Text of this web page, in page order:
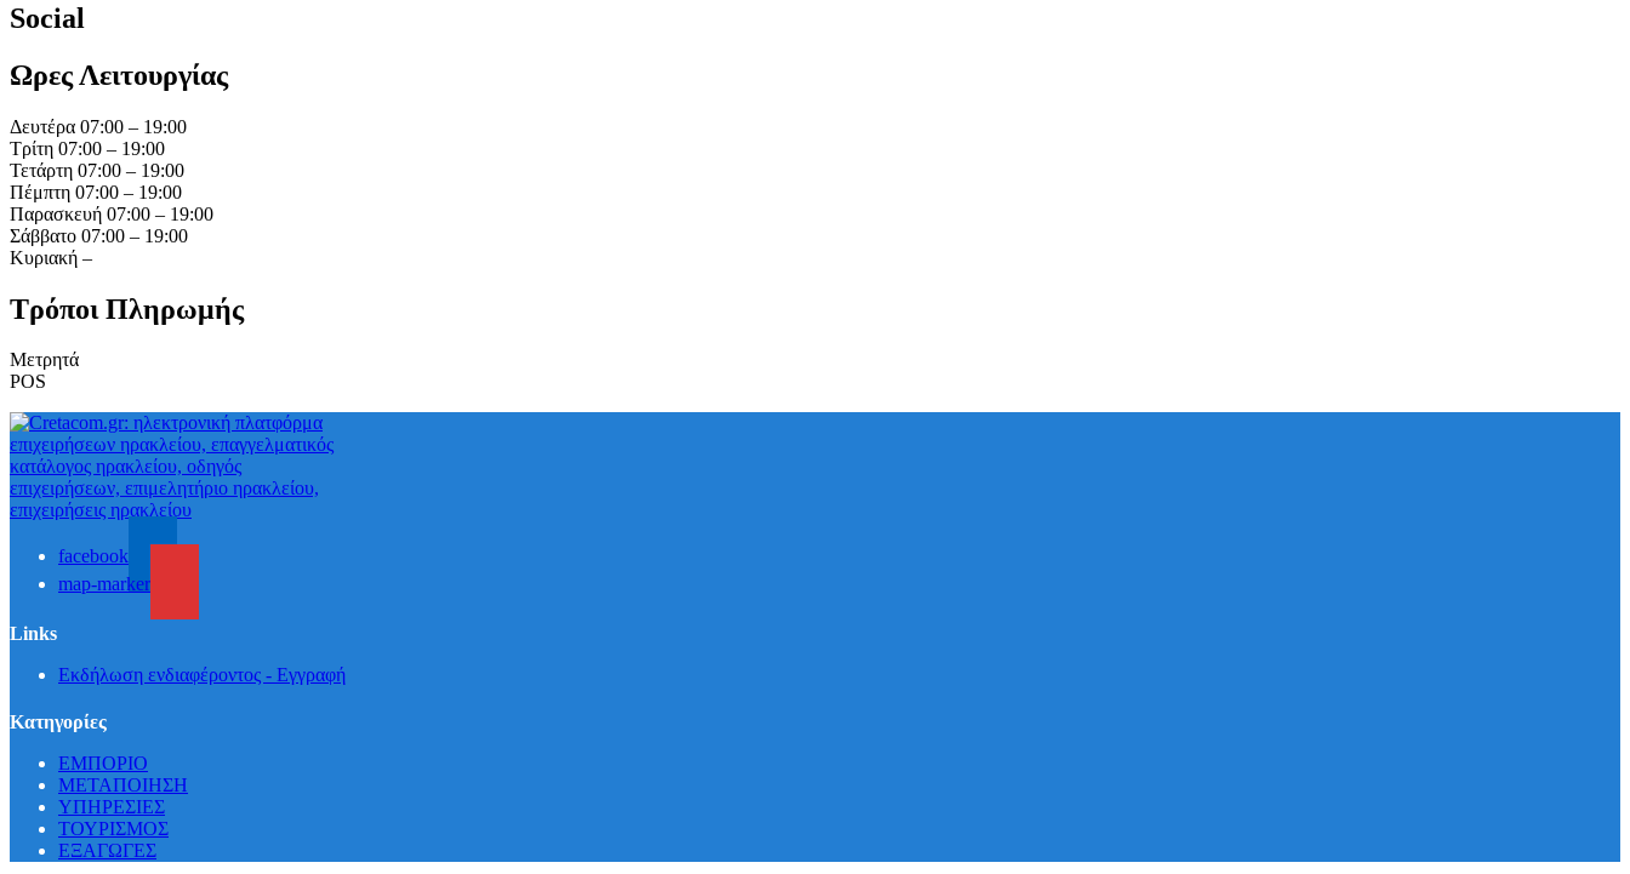
Social
Ωρες Λειτουργίας
Δευτέρα 07:00 – 19:00
Τρίτη 07:00 – 19:00
Τετάρτη 07:00 – 19:00
Πέμπτη 07:00 – 19:00
Παρασκευή 07:00 – 19:00
Σάββατο 07:00 – 19:00
Κυριακή –
Τρόποι Πληρωμής
Μετρητά
POS
facebook
map-marker
Links
Εκδήλωση ενδιαφέροντος - Εγγραφή
Κατηγορίες
ΕΜΠΟΡΙΟ
ΜΕΤΑΠΟΙΗΣΗ
ΥΠΗΡΕΣΙΕΣ
ΤΟΥΡΙΣΜΟΣ
ΕΞΑΓΩΓΕΣ